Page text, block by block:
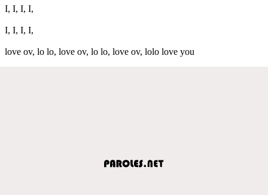
I, I, I, I,
I, I, I, I,
love ov, lo lo, love ov, lo lo, love ov, lolo love you